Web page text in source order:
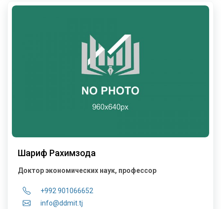
Шариф Рахимзода
Доктор экономических наук, профессор
+992 901066652
info@ddmit.tj